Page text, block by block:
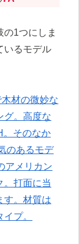
1つにしま
いるモデル
材の微妙な
グ。高度な
。そのなか
のあるモデ
アメリカン
。打面に当
す。材質は
プ。